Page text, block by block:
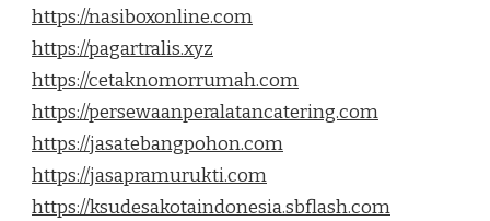
https://nasiboxonline.com
https://pagartralis.xyz
https://cetaknomorrumah.com
https://persewaanperalatancatering.com
https://jasatebangpohon.com
https://jasapramurukti.com
https://ksudesakotaindonesia.sbflash.com